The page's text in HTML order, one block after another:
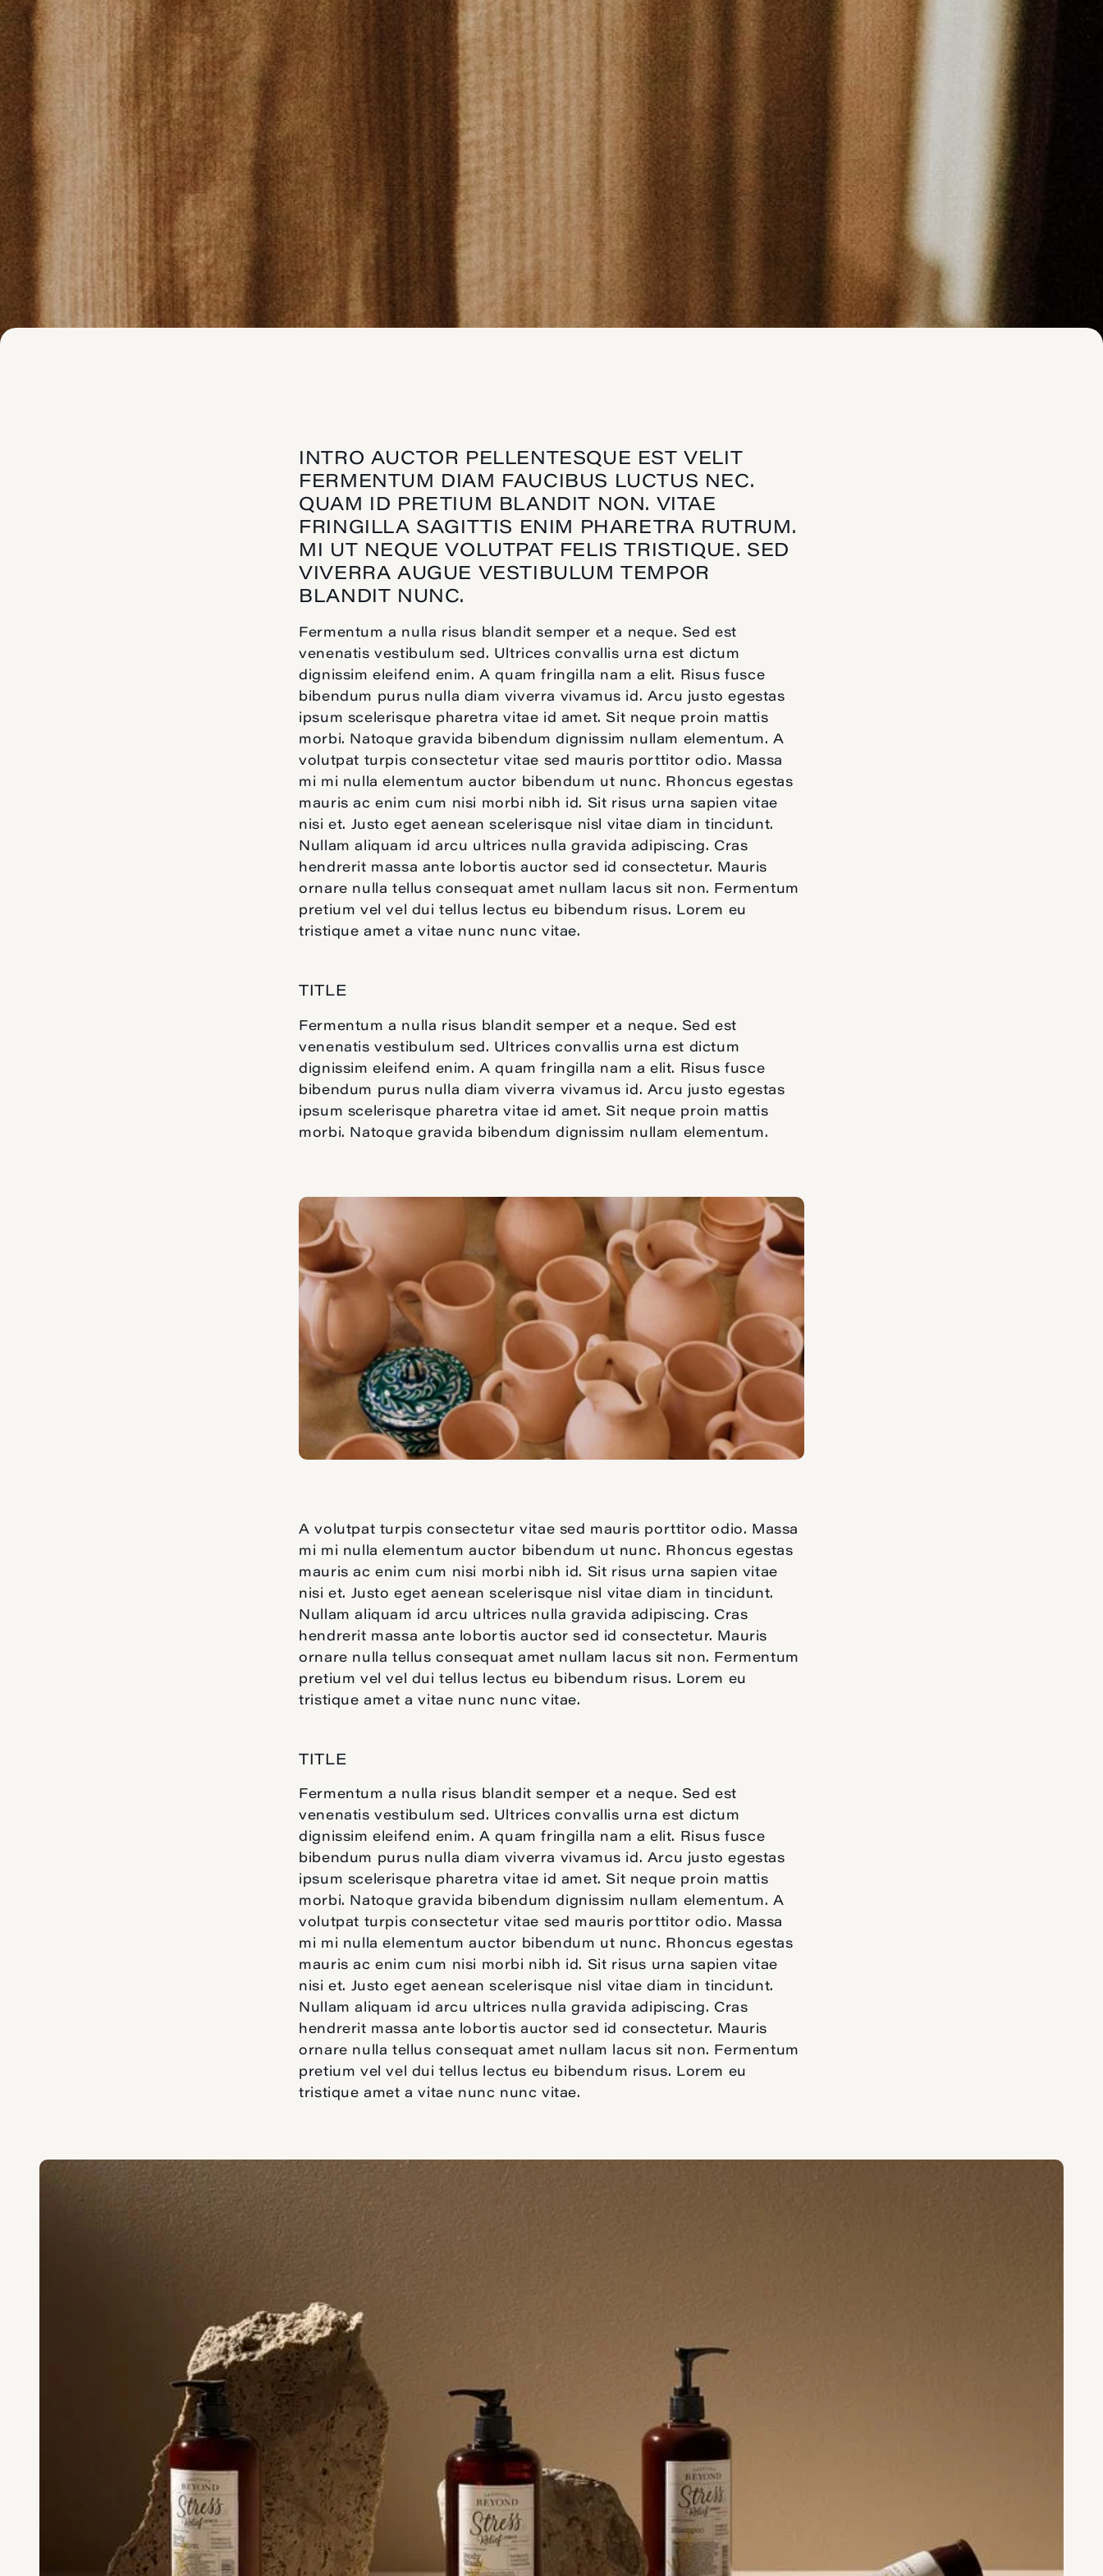
INTRO AUCTOR PELLENTESQUE EST VELIT
FERMENTUM DIAM FAUCIBUS LUCTUS NEC.
QUAM ID PRETIUM BLANDIT NON. VITAE
FRINGILLA SAGITTIS ENIM PHARETRA RUTRUM.
MI UT NEQUE VOLUTPAT FELIS TRISTIQUE. SED
VIVERRA AUGUE VESTIBULUM TEMPOR
BLANDIT NUNC.
Fermentum a nulla risus blandit semper et a neque. Sed est
venenatis vestibulum sed. Ultrices convallis urna est dictum
dignissim eleifend enim. A quam fringilla nam a elit. Risus fusce
bibendum purus nulla diam viverra vivamus id. Arcu justo egestas
ipsum scelerisque pharetra vitae id amet. Sit neque proin mattis
morbi. Natoque gravida bibendum dignissim nullam elementum. A
volutpat turpis consectetur vitae sed mauris porttitor odio. Massa
mi mi nulla elementum auctor bibendum ut nunc. Rhoncus egestas
mauris ac enim cum nisi morbi nibh id. Sit risus urna sapien vitae
nisi et. Justo eget aenean scelerisque nisl vitae diam in tincidunt.
Nullam aliquam id arcu ultrices nulla gravida adipiscing. Cras
hendrerit massa ante lobortis auctor sed id consectetur. Mauris
ornare nulla tellus consequat amet nullam lacus sit non. Fermentum
pretium vel vel dui tellus lectus eu bibendum risus. Lorem eu
tristique amet a vitae nunc nunc vitae.
TITLE
Fermentum a nulla risus blandit semper et a neque. Sed est
venenatis vestibulum sed. Ultrices convallis urna est dictum
dignissim eleifend enim. A quam fringilla nam a elit. Risus fusce
bibendum purus nulla diam viverra vivamus id. Arcu justo egestas
ipsum scelerisque pharetra vitae id amet. Sit neque proin mattis
morbi. Natoque gravida bibendum dignissim nullam elementum.
A volutpat turpis consectetur vitae sed mauris porttitor odio. Massa
mi mi nulla elementum auctor bibendum ut nunc. Rhoncus egestas
mauris ac enim cum nisi morbi nibh id. Sit risus urna sapien vitae
nisi et. Justo eget aenean scelerisque nisl vitae diam in tincidunt.
Nullam aliquam id arcu ultrices nulla gravida adipiscing. Cras
hendrerit massa ante lobortis auctor sed id consectetur. Mauris
ornare nulla tellus consequat amet nullam lacus sit non. Fermentum
pretium vel vel dui tellus lectus eu bibendum risus. Lorem eu
tristique amet a vitae nunc nunc vitae.
TITLE
Fermentum a nulla risus blandit semper et a neque. Sed est
venenatis vestibulum sed. Ultrices convallis urna est dictum
dignissim eleifend enim. A quam fringilla nam a elit. Risus fusce
bibendum purus nulla diam viverra vivamus id. Arcu justo egestas
ipsum scelerisque pharetra vitae id amet. Sit neque proin mattis
morbi. Natoque gravida bibendum dignissim nullam elementum. A
volutpat turpis consectetur vitae sed mauris porttitor odio. Massa
mi mi nulla elementum auctor bibendum ut nunc. Rhoncus egestas
mauris ac enim cum nisi morbi nibh id. Sit risus urna sapien vitae
nisi et. Justo eget aenean scelerisque nisl vitae diam in tincidunt.
Nullam aliquam id arcu ultrices nulla gravida adipiscing. Cras
hendrerit massa ante lobortis auctor sed id consectetur. Mauris
ornare nulla tellus consequat amet nullam lacus sit non. Fermentum
pretium vel vel dui tellus lectus eu bibendum risus. Lorem eu
tristique amet a vitae nunc nunc vitae.